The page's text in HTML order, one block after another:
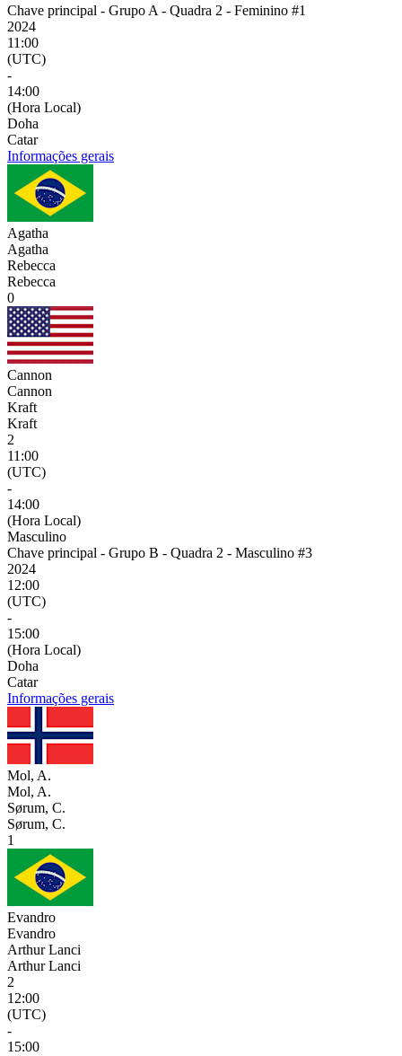
Chave principal - Grupo A - Quadra 2 - Feminino #1
2024
11:00
(UTC)
-
14:00
(Hora Local)
Doha
Catar
Informações gerais
Agatha
Agatha
Rebecca
Rebecca
0
Cannon
Cannon
Kraft
Kraft
2
11:00
(UTC)
-
14:00
(Hora Local)
Masculino
Chave principal - Grupo B - Quadra 2 - Masculino #3
2024
12:00
(UTC)
-
15:00
(Hora Local)
Doha
Catar
Informações gerais
Mol, A.
Mol, A.
Sørum, C.
Sørum, C.
1
Evandro
Evandro
Arthur Lanci
Arthur Lanci
2
12:00
(UTC)
-
15:00